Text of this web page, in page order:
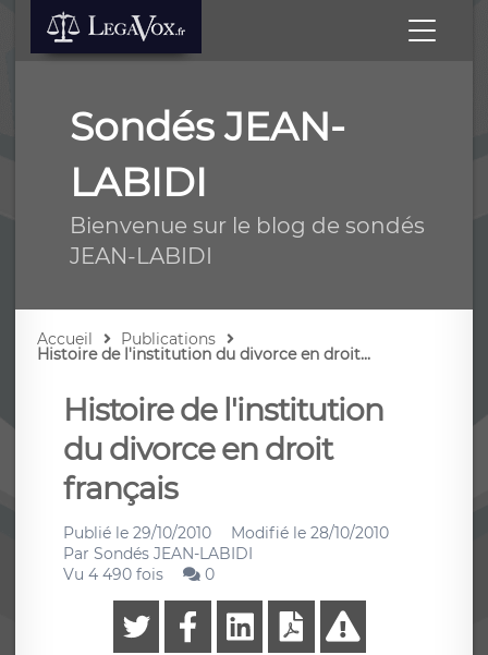
Sondés JEAN-
LABIDI
Bienvenue sur le blog de sondés
JEAN-LABIDI
Accueil Publications
Histoire de l'institution du divorce en droit...
Histoire de l'institution
du divorce en droit
français
Publié le 29/10/2010 Modifié le 28/10/2010
Par Sondés JEAN-LABIDI
Vu 4 490 fois
0